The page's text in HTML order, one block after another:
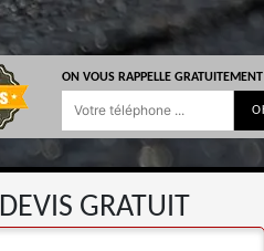
ON VOUS RAPPELLE GRATUITEMENT
DEVIS GRATUIT